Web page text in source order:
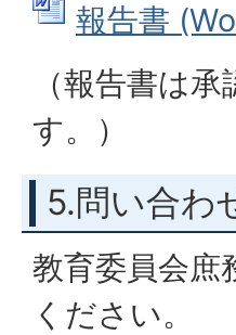
報告書
（報告書は
す。）
5.問い合わ
教育委員会庶
ください。